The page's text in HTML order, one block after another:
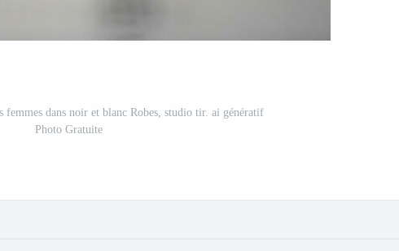
femmes dans noir et blanc Robes, studio tir. ai génératif
Photo Gratuite